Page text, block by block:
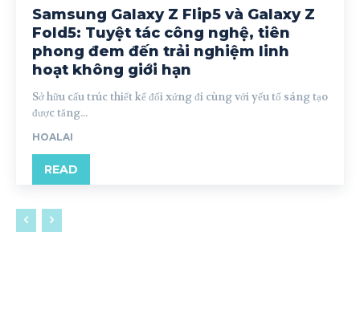
Samsung Galaxy Z Flip5 và Galaxy Z
Fold5: Tuyệt tác công nghệ, tiên
phong đem đến trải nghiệm linh
hoạt không giới hạn
Sở hữu cấu trúc thiết kế đối xứng đi cùng với yếu tố sáng tạo
được tăng...
HOALAI
READ